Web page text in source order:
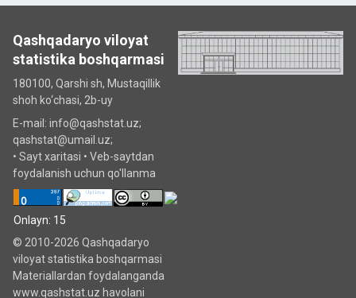
Qashqadaryo viloyat
statistika boshqarmasi
180100, Qarshi sh, Mustаqillik
shoh ko‘chаsi, 2b-uy
E-mail: info@qashstat.uz;
qashstat@umail.uz;
• Sayt xaritasi • Veb-saytdan
foydalanish uchun qo'llanma
Onlayn: 15
© 2010-2026 Qashqadaryo
viloyat statistika boshqarmasi
Materiallardan foydalanganda
www.qashstat.uz havolani